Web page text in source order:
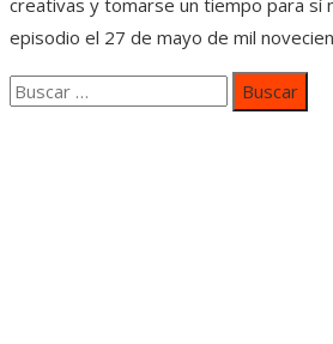
episodio el 27 de mayo de mil
Buscar: